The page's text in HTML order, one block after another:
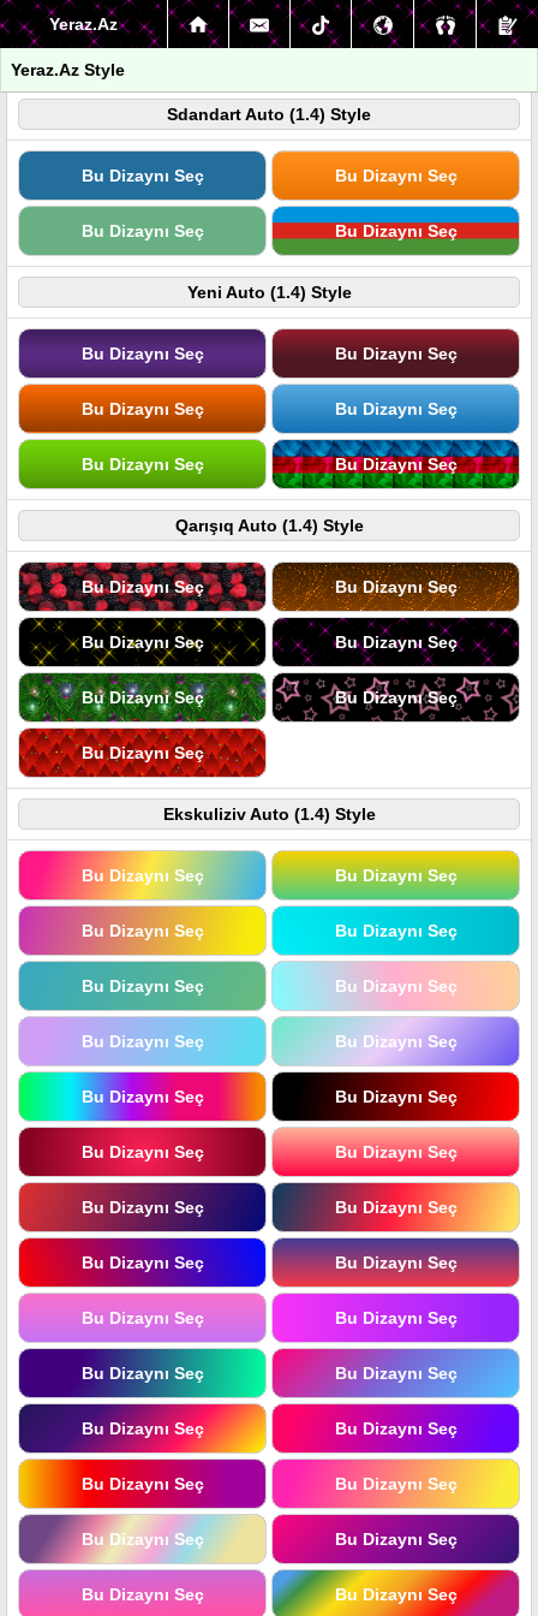
Yeraz.Az
Yeraz.Az Style
Sdandart Auto (1.4) Style
Bu Dizaynı Seç Bu Dizaynı Seç
Bu Dizaynı Seç Bu Dizaynı Seç
Yeni Auto (1.4) Style
Bu Dizaynı Seç Bu Dizaynı Seç
Bu Dizaynı Seç Bu Dizaynı Seç
Bu Dizaynı Seç Bu Dizaynı Seç
Qarışıq Auto (1.4) Style
Bu Dizaynı Seç Bu Dizaynı Seç
Bu Dizaynı Seç Bu Dizaynı Seç
Bu Dizaynı Seç Bu Dizaynı Seç
Bu Dizaynı Seç
Ekskuliziv Auto (1.4) Style
Bu Dizaynı Seç Bu Dizaynı Seç
Bu Dizaynı Seç Bu Dizaynı Seç
Bu Dizaynı Seç Bu Dizaynı Seç
Bu Dizaynı Seç Bu Dizaynı Seç
Bu Dizaynı Seç Bu Dizaynı Seç
Bu Dizaynı Seç Bu Dizaynı Seç
Bu Dizaynı Seç Bu Dizaynı Seç
Bu Dizaynı Seç Bu Dizaynı Seç
Bu Dizaynı Seç Bu Dizaynı Seç
Bu Dizaynı Seç Bu Dizaynı Seç
Bu Dizaynı Seç Bu Dizaynı Seç
Bu Dizaynı Seç Bu Dizaynı Seç
Bu Dizaynı Seç Bu Dizaynı Seç
Bu Dizaynı Seç Bu Dizaynı Seç